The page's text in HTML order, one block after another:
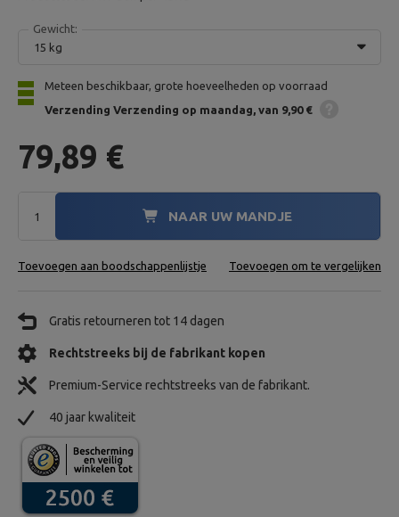
Gewicht:
15 kg
Meteen beschikbaar, grote hoeveelheden op voorraad
Verzending Verzending op maandag van 9,90 €
79,89 €
NAAR UW MANDJE
Toevoegen aan boodschappenlijstje Toevoegen om te vergelijken
Gratis retourneren tot 14 dagen
Rechtstreeks bij de fabrikant kopen
Premium-Service rechtstreeks van de fabrikant.
40 jaar kwaliteit